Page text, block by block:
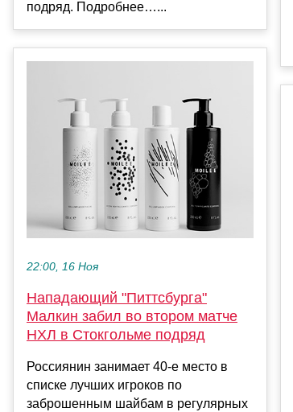
подряд. Подробнее…...
22:00, 16 Ноя
Нападающий "Питтсбурга"
Малкин забил во втором матче
НХЛ в Стокгольме подряд
Россиянин занимает 40-е место в
списке лучших игроков по
заброшенным шайбам в регулярных